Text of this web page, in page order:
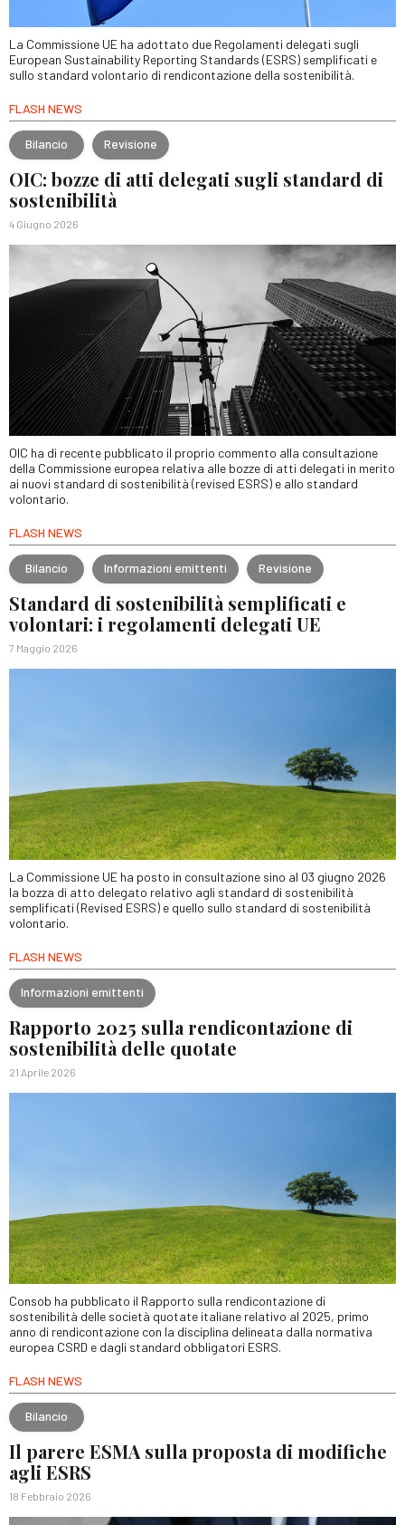
La Commissione UE ha adottato due Regolamenti delegati sugli
European Sustainability Reporting Standards (ESRS) semplificati e
sullo standard volontario di rendicontazione della sostenibilità.
FLASH NEWS
Bilancio Revisione
OIC: bozze di atti delegati sugli standard di
sostenibilità
4 Giugno 2026
OIC ha di recente pubblicato il proprio commento alla consultazione
della Commissione europea relativa alle bozze di atti delegati in merito
ai nuovi standard di sostenibilità (revised ESRS) e allo standard
volontario.
FLASH NEWS
Bilancio Informazioni emittenti Revisione
Standard di sostenibilità semplificati e
volontari: i regolamenti delegati UE
7 Maggio 2026
La Commissione UE ha posto in consultazione sino al 03 giugno 2026
la bozza di atto delegato relativo agli standard di sostenibilità
semplificati (Revised ESRS) e quello sullo standard di sostenibilità
volontario.
FLASH NEWS
Informazioni emittenti
Rapporto 2025 sulla rendicontazione di
sostenibilità delle quotate
21 Aprile 2026
Consob ha pubblicato il Rapporto sulla rendicontazione di
sostenibilità delle società quotate italiane relativo al 2025, primo
anno di rendicontazione con la disciplina delineata dalla normativa
europea CSRD e dagli standard obbligatori ESRS.
FLASH NEWS
Bilancio
Il parere ESMA sulla proposta di modifiche
agli ESRS
18 Febbraio 2026